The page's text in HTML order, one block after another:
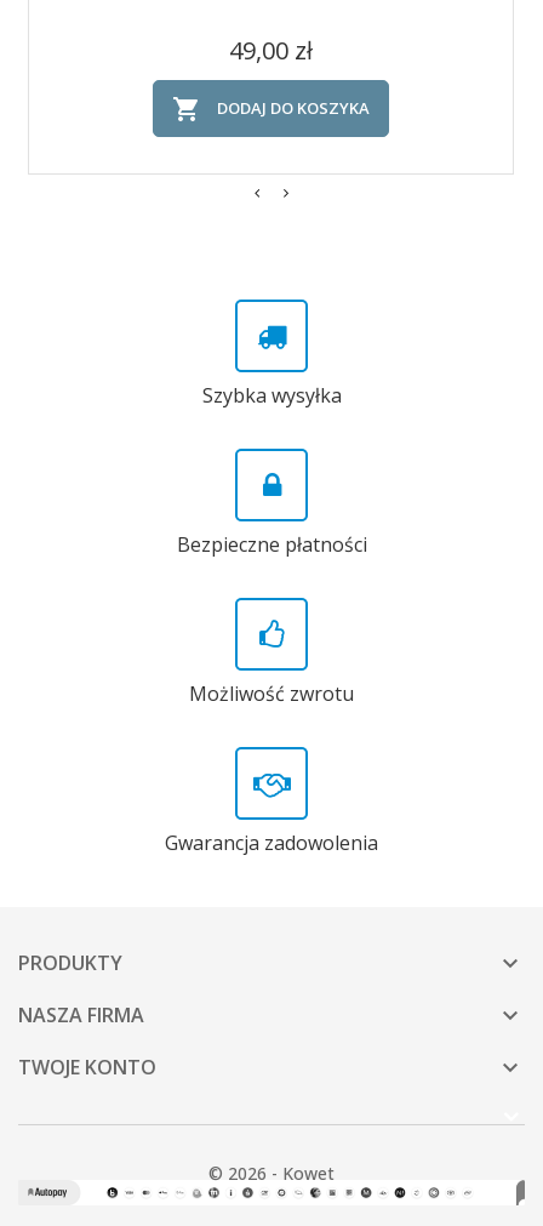
Cena
49,00 zł
 DODAJ DO KOSZYKA
Szybka wysyłka
Bezpieczne płatności
Możliwość zwrotu
Gwarancja zadowolenia
PRODUKTY 
NASZA FIRMA 
TWOJE KONTO 
© 2026 - Kowet